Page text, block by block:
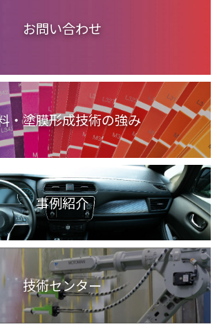
お問い合わせ
・塗膜形成技術の強み
事例紹介
技術センター